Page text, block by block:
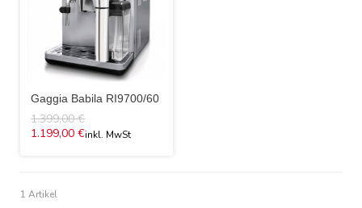
Gaggia Babila RI9700/60
1.399,00 €
1.199,00 €
1 Artikel